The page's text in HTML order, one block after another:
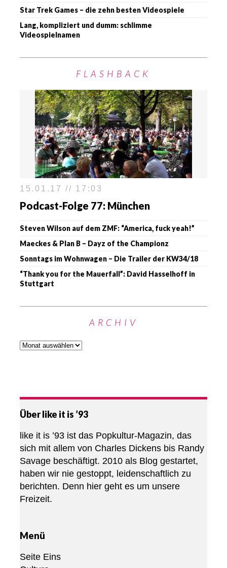
Star Trek Games – die zehn besten Videospiele
Lang, kompliziert und dumm: schlimme
Videospielnamen
FLASHBACK
15.01.17 // 17:03
Podcast-Folge 77: München
Steven Wilson auf dem ZMF: “America, fuck yeah!”
Maeckes & Plan B – Dayz of the Championz
Sonntags im Wohnwagen – Die Trailer der KW34/18
“Thank you for the Mauerfall”: David Hasselhoff in
Stuttgart
ARCHIV
Über like it is ’93
like it is ’93 ist das Popkultur-Magazin, das
sich mit allem von Charles Dickens bis Randy
Savage beschäftigt. 2010 als Blog gestartet,
haben wir nie gestoppt, leidenschaftlich zu
berichten. Denn hier geht es um unsere
Freizeit.
Menü
Seite Eins